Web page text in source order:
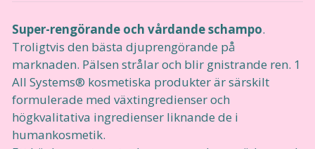
Super-rengörande och vårdande schampo.
Troligtvis den bästa djuprengörande på
marknaden. Pälsen strålar och blir gnistrande ren. 1
All Systems® kosmetiska produkter är särskilt
formulerade med växtingredienser och
högkvalitativa ingredienser liknande de i
humankosmetik.